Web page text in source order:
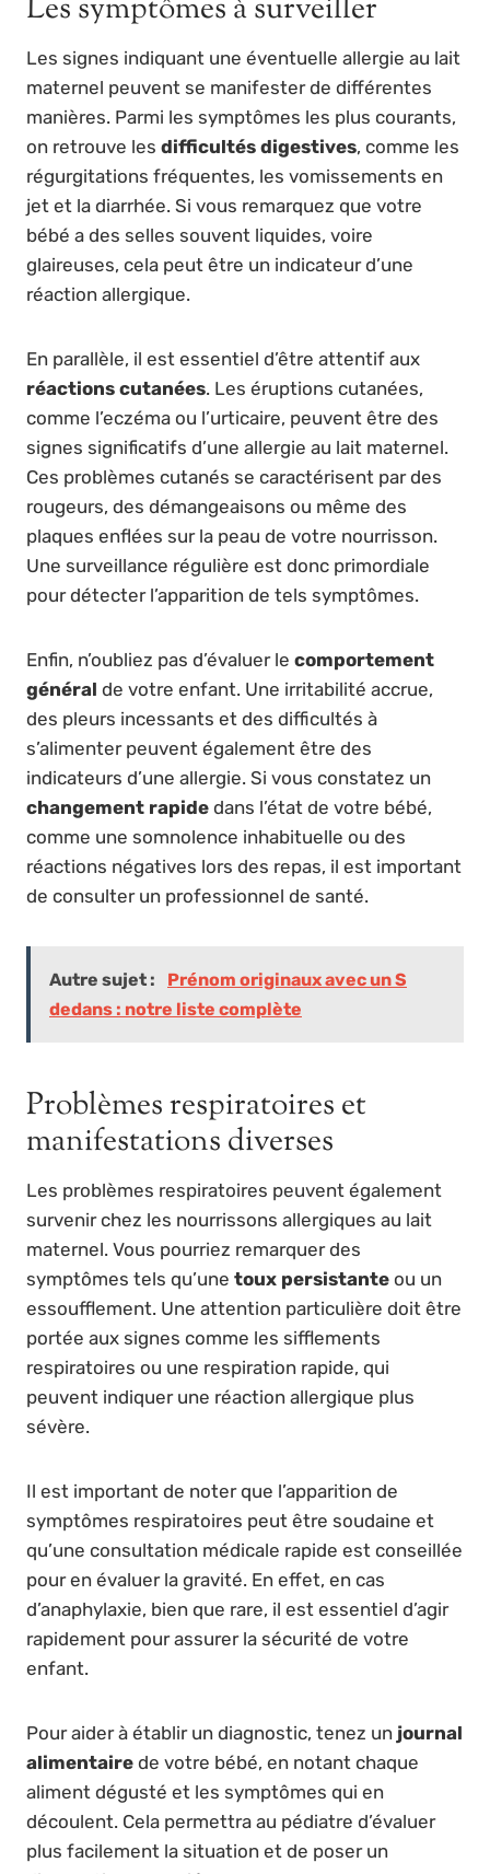
Les symptômes à surveiller
Les signes indiquant une éventuelle allergie au lait
maternel peuvent se manifester de différentes
manières. Parmi les symptômes les plus courants,
on retrouve les difficultés digestives, comme les
régurgitations fréquentes, les vomissements en
jet et la diarrhée. Si vous remarquez que votre
bébé a des selles souvent liquides, voire
glaireuses, cela peut être un indicateur d’une
réaction allergique.
En parallèle, il est essentiel d’être attentif aux
réactions cutanées. Les éruptions cutanées,
comme l’eczéma ou l’urticaire, peuvent être des
signes significatifs d’une allergie au lait maternel.
Ces problèmes cutanés se caractérisent par des
rougeurs, des démangeaisons ou même des
plaques enflées sur la peau de votre nourrisson.
Une surveillance régulière est donc primordiale
pour détecter l’apparition de tels symptômes.
Enfin, n’oubliez pas d’évaluer le comportement
général de votre enfant. Une irritabilité accrue,
des pleurs incessants et des difficultés à
s’alimenter peuvent également être des
indicateurs d’une allergie. Si vous constatez un
changement rapide dans l’état de votre bébé,
comme une somnolence inhabituelle ou des
réactions négatives lors des repas, il est important
de consulter un professionnel de santé.
Autre sujet :
Prénom originaux avec un S
dedans : notre liste complète
Problèmes respiratoires et
manifestations diverses
Les problèmes respiratoires peuvent également
survenir chez les nourrissons allergiques au lait
maternel. Vous pourriez remarquer des
symptômes tels qu’une toux persistante ou un
essoufflement. Une attention particulière doit être
portée aux signes comme les sifflements
respiratoires ou une respiration rapide, qui
peuvent indiquer une réaction allergique plus
sévère.
Il est important de noter que l’apparition de
symptômes respiratoires peut être soudaine et
qu’une consultation médicale rapide est conseillée
pour en évaluer la gravité. En effet, en cas
d’anaphylaxie, bien que rare, il est essentiel d’agir
rapidement pour assurer la sécurité de votre
enfant.
Pour aider à établir un diagnostic, tenez un journal
alimentaire de votre bébé, en notant chaque
aliment dégusté et les symptômes qui en
découlent. Cela permettra au pédiatre d’évaluer
plus facilement la situation et de poser un